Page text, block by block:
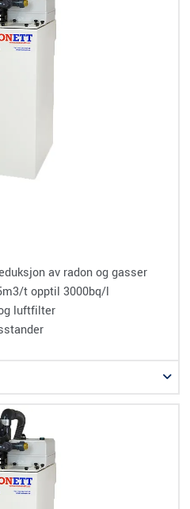
av radon og gasser
t opptil 3000bq/l
luftfilter